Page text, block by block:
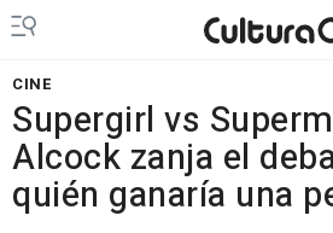
CINE
Supergirl vs
Alcock zanja el
quién ganaría una